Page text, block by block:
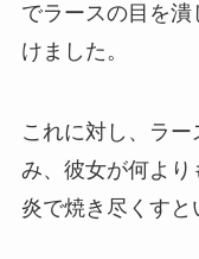
でラースの目を
けました。
これに対し、ラ
み、彼女が何より
炎で焼き尽くすと